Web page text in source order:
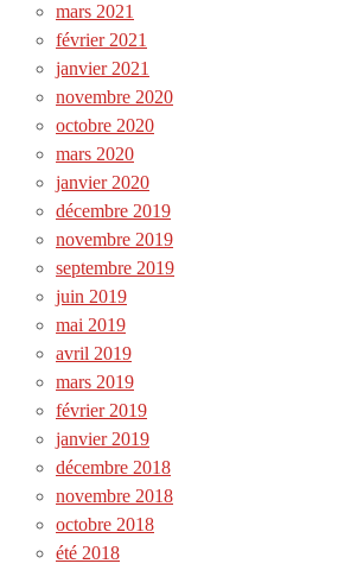
mars 2021
février 2021
janvier 2021
novembre 2020
octobre 2020
mars 2020
janvier 2020
décembre 2019
novembre 2019
septembre 2019
juin 2019
mai 2019
avril 2019
mars 2019
février 2019
janvier 2019
décembre 2018
novembre 2018
octobre 2018
été 2018